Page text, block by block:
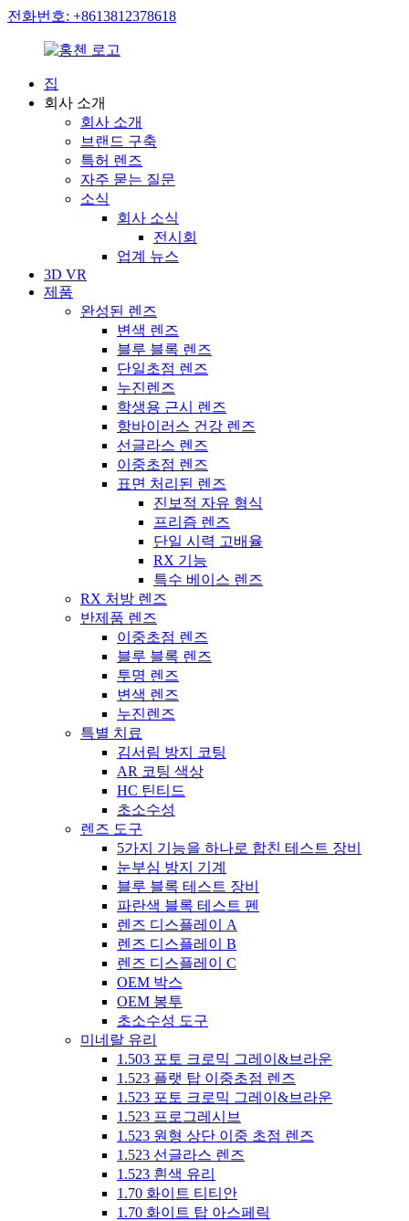
전화번호: +8613812378618
집
회사 소개
회사 소개
브랜드 구축
특허 렌즈
자주 묻는 질문
소식
회사 소식
전시회
업계 뉴스
3D VR
제품
완성된 렌즈
변색 렌즈
블루 블록 렌즈
단일초점 렌즈
누진렌즈
학생용 근시 렌즈
항바이러스 건강 렌즈
선글라스 렌즈
이중초점 렌즈
표면 처리된 렌즈
진보적 자유 형식
프리즘 렌즈
단일 시력 고배율
RX 기능
특수 베이스 렌즈
RX 처방 렌즈
반제품 렌즈
이중초점 렌즈
블루 블록 렌즈
투명 렌즈
변색 렌즈
누진렌즈
특별 치료
김서림 방지 코팅
AR 코팅 색상
HC 틴티드
초소수성
렌즈 도구
5가지 기능을 하나로 합친 테스트 장비
눈부심 방지 기계
블루 블록 테스트 장비
파란색 블록 테스트 펜
렌즈 디스플레이 A
렌즈 디스플레이 B
렌즈 디스플레이 C
OEM 박스
OEM 봉투
초소수성 도구
미네랄 유리
1.503 포토 크로믹 그레이&브라운
1.523 플랫 탑 이중초점 렌즈
1.523 포토 크로믹 그레이&브라운
1.523 프로그레시브
1.523 원형 상단 이중 초점 렌즈
1.523 선글라스 렌즈
1.523 흰색 유리
1.70 화이트 티티안
1.70 화이트 탑 아스페릭